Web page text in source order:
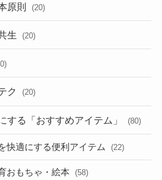
原則 (20)
生 (20)
ク (20)
する「おすすめアイテム」 (80)
快適にする便利アイテム (22)
おもちゃ・絵本 (58)